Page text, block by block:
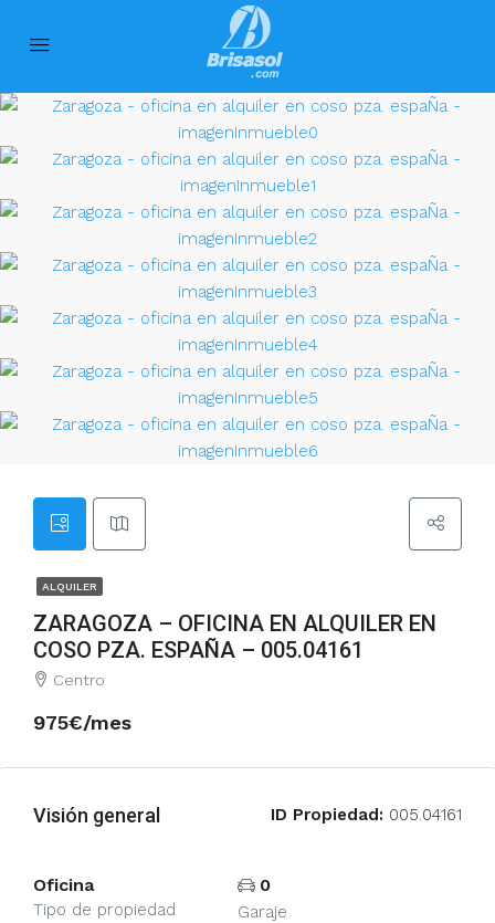
ALQUILER
ZARAGOZA – OFICINA EN ALQUILER EN
COSO PZA. ESPAÑA – 005.04161
Centro
975€/mes
Visión general ID Propiedad: 005.04161
Oficina
Tipo de propiedad
0
Garaje